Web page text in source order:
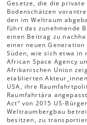
Gesetze, die die
Boden­schätzen
den im Weltraum
führt das zunehmende
einen Beitrag zu
einer neuen
Süden, wie sich etwa in
African Space Agency
Afrikanischen Union
etablierten
USA, ihre
Raumfahrtära
Act“ von 2015 US-­
Weltraumbergbau
besitzen, zu